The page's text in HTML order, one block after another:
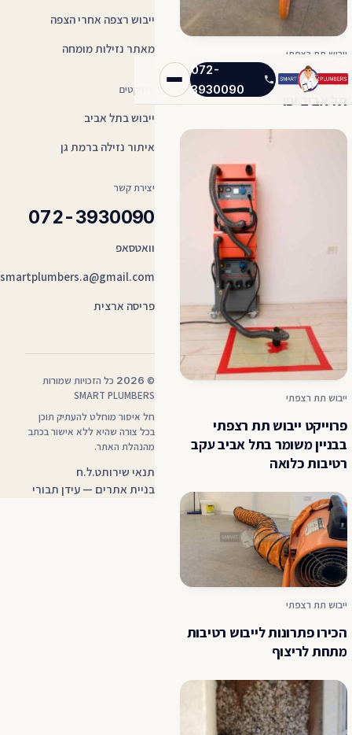
072-
3930090
ייבוש תת רצפתי
מבנה לשימור בן 150 שנה בלב
תל אביב יפו
ייבוש תת רצפתי
פרוייקט ייבוש תת רצפתי
בבניין משומר בתל אביב עקב
רטיבות כלואה
ייבוש תת רצפתי
הכירו פתרונות לייבוש רטיבות
מתחת לריצוף
ייבוש רצפה אחרי הצפה
מאתר נזילות מומחה
פרויקטים
ייבוש בתל אביב
איתור נזילה ברמת גן
יצירת קשר
072-3930090
וואטסאפ
smartplumbers.a@gmail.com
פריסה ארצית
©
2026 כל הזכויות שמורות
SMART PLUMBERS
חל איסור מוחלט להעתיק תוכן
בכל צורה שהיא ללא אישור בכתב
מהנהלת האתר.
תנאי שירות— קובץ PDF, נפתח בלשונית חדשה
ט.ל.ח
בניית אתרים — עידן תבורי